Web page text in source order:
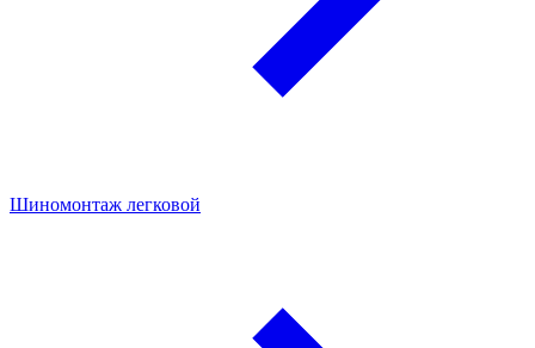
Шиномонтаж легковой